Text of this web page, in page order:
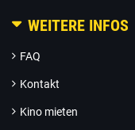
WEITERE INFOS
FAQ
Kontakt
Kino mieten